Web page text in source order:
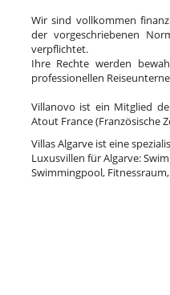
Wir sind vollkommen
der vorgeschriebenen
verpflichtet.
Ihre Rechte werden
professionellen
Villanovo ist ein Mitglied
Atout France (Französische
Villas Algarve ist eine
Luxusvillen für Algarve:
Swimmingpool,